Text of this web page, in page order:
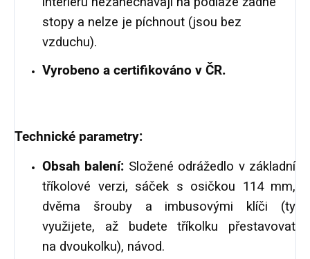
stopy a nelze je píchnout (jsou bez
vzduchu).
Vyrobeno a certifikováno v ČR.
Technické parametry:
Obsah balení: Složené odrážedlo v základní
tříkolové verzi, sáček s osičkou 114 mm,
dvěma šrouby a imbusovými klíči (ty
využijete, až budete tříkolku přestavovat
na dvoukolku), návod.